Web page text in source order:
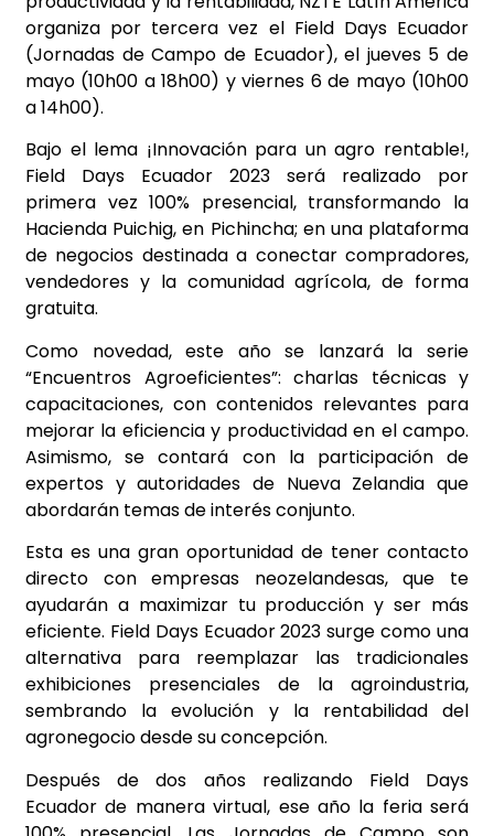
organiza por tercera vez el Field Days Ecuador
(Jornadas de Campo de Ecuador), el jueves 5 de
mayo (10h00 a 18h00) y viernes 6 de mayo (10h00
a 14h00).
Bajo el lema ¡Innovación para un agro rentable!,
Field Days Ecuador 2023 será realizado por
primera vez 100% presencial, transformando la
Hacienda Puichig, en Pichincha; en una plataforma
de negocios destinada a conectar compradores,
vendedores y la comunidad agrícola, de forma
gratuita.
Como novedad, este año se lanzará la serie
“Encuentros Agroeficientes”: charlas técnicas y
capacitaciones, con contenidos relevantes para
mejorar la eficiencia y productividad en el campo.
Asimismo, se contará con la participación de
expertos y autoridades de Nueva Zelandia que
abordarán temas de interés conjunto.
Esta es una gran oportunidad de tener contacto
directo con empresas neozelandesas, que te
ayudarán a maximizar tu producción y ser más
eficiente. Field Days Ecuador 2023 surge como una
alternativa para reemplazar las tradicionales
exhibiciones presenciales de la agroindustria,
sembrando la evolución y la rentabilidad del
agronegocio desde su concepción.
Después de dos años realizando Field Days
Ecuador de manera virtual, ese año la feria será